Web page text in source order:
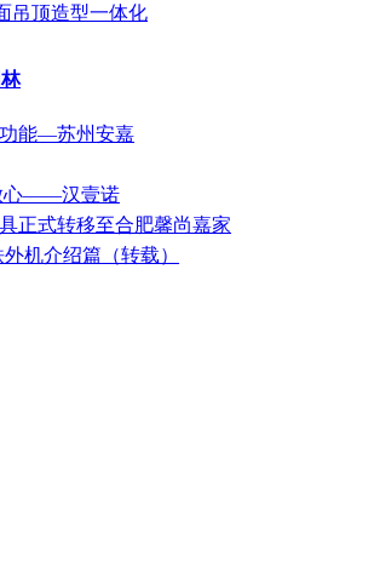
吊顶造型一体化
功能—苏州安嘉
心——汉壹诺
正式转移至合肥馨尚嘉家
机介绍篇（转载）